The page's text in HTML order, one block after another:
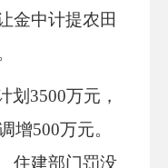
金中计提农田
划 3500万元，
增500万元。
住建部门罚没